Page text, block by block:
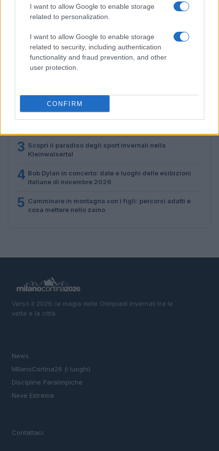
I want to allow Google to enable storage
related to personalization.
I want to allow Google to enable storage
related to security, including authentication
functionality and fraud prevention, and other
user protection.
CONFIRM
Don Antonio Mazzi: l’ultimo saluto a Milano tra
emozioni e canti
PIÙ LETTI
1
Innovazione per un Futuro Sostenibile
2
3 Scopri il paradiso degli sport invernali nella
Kleinwalsertal
4 Bob Dylan in concerto: date e luoghi delle esibizioni
italiane di novembre 2026
5 Camminare in montagna con i figli: percorsi adatti e
cosa mettere nello zaino
Verso il 2026: la magia delle Olimpiadi invernali tra le
vette e la città.
News
MIlanoCortina26 (i luoghi)
Discipline Paralimpiche
Neve Estrema
Contattaci